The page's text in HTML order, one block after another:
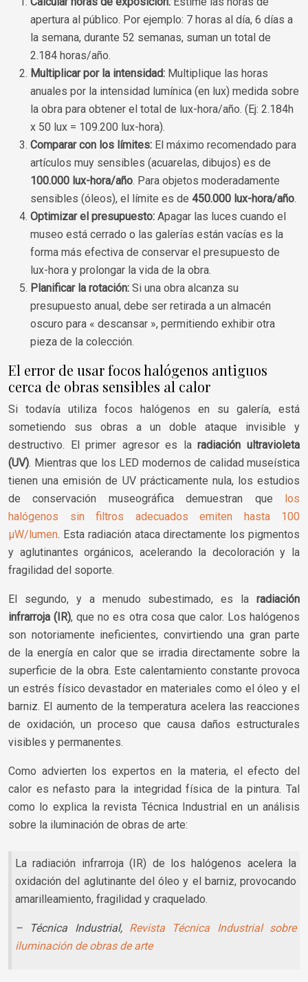
apertura al público. Por ejemplo: 7 horas al día, 6 días a
la semana, durante 52 semanas, suman un total de
2.184 horas/año.
Multiplicar por la intensidad: Multiplique las horas
anuales por la intensidad lumínica (en lux) medida sobre
la obra para obtener el total de lux-hora/año. (Ej: 2.184h
x 50 lux = 109.200 lux-hora).
Comparar con los límites: El máximo recomendado para
artículos muy sensibles (acuarelas, dibujos) es de
100.000 lux-hora/año. Para objetos moderadamente
sensibles (óleos), el límite es de 450.000 lux-hora/año.
Optimizar el presupuesto: Apagar las luces cuando el
museo está cerrado o las galerías están vacías es la
forma más efectiva de conservar el presupuesto de
lux-hora y prolongar la vida de la obra.
Planificar la rotación: Si una obra alcanza su
presupuesto anual, debe ser retirada a un almacén
oscuro para « descansar », permitiendo exhibir otra
pieza de la colección.
El error de usar focos halógenos antiguos
cerca de obras sensibles al calor
Si todavía utiliza focos halógenos en su galería, está
sometiendo sus obras a un doble ataque invisible y
destructivo. El primer agresor es laradiación ultravioleta
(UV). Mientras que los LED modernos de calidad museística
tienen una emisión de UV prácticamente nula, los estudios
de conservación museográfica demuestran que los
halógenos sin filtros adecuados emiten hasta 100
µW/lumen. Esta radiación ataca directamente los pigmentos
y aglutinantes orgánicos, acelerando la decoloración y la
fragilidad del soporte.
El segundo, y a menudo subestimado, es la radiación
infrarroja (IR), que no es otra cosa que calor. Los halógenos
son notoriamente ineficientes, convirtiendo una gran parte
de la energía en calor que se irradia directamente sobre la
superficie de la obra. Este calentamiento constante provoca
un estrés físico devastador en materiales como el óleo y el
barniz. El aumento de la temperatura acelera las reacciones
de oxidación, un proceso que causa daños estructurales
visibles y permanentes.
Como advierten los expertos en la materia, el efecto del
calor es nefasto para la integridad física de la pintura. Tal
como lo explica la revista Técnica Industrial en un análisis
sobre la iluminación de obras de arte:
La radiación infrarroja (IR) de los halógenos acelera la
oxidación del aglutinante del óleo y el barniz, provocando
amarilleamiento, fragilidad y craquelado.
– Técnica Industrial, Revista Técnica Industrial sobre
iluminación de obras de arte